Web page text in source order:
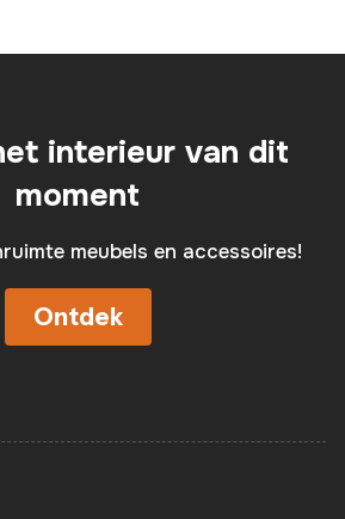
interieur van dit
moment
meubels en accessoires!
Ontdek